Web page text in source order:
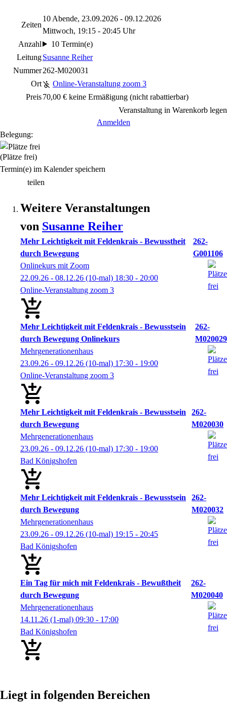
Zeiten
10 Abende, 23.09.2026 - 09.12.2026
Mittwoch, 19:15 - 20:45 Uhr
Anzahl
10 Termin(e)
LeitungSusanne Reiher
Nummer262-M020031
Ort
Online-Veranstaltung zoom 3
Preis70,00 € keine Ermäßigung (nicht rabattierbar)
Veranstaltung in Warenkorb legen
Anmelden
Belegung:
(Plätze frei)
Termin(e) im Kalender speichern
teilen
Weitere Veranstaltungen
von Susanne Reiher
Mehr Leichtigkeit mit Feldenkrais - Bewusstheit
durch Bewegung
262-
G001106
Onlinekurs mit Zoom
22.09.26 - 08.12.26 (10-mal) 18:30 - 20:00
Online-Veranstaltung zoom 3
Mehr Leichtigkeit mit Feldenkrais - Bewusstsein
durch Bewegung Onlinekurs
262-
M020029
Mehrgenerationenhaus
23.09.26 - 09.12.26 (10-mal) 17:30 - 19:00
Online-Veranstaltung zoom 3
Mehr Leichtigkeit mit Feldenkrais - Bewusstsein
durch Bewegung
262-
M020030
Mehrgenerationenhaus
23.09.26 - 09.12.26 (10-mal) 17:30 - 19:00
Bad Königshofen
Mehr Leichtigkeit mit Feldenkrais - Bewusstsein
durch Bewegung
262-
M020032
Mehrgenerationenhaus
23.09.26 - 09.12.26 (10-mal) 19:15 - 20:45
Bad Königshofen
Ein Tag für mich mit Feldenkrais - Bewußtheit
durch Bewegung
262-
M020040
Mehrgenerationenhaus
14.11.26 (1-mal) 09:30 - 17:00
Bad Königshofen
Liegt in folgenden Bereichen